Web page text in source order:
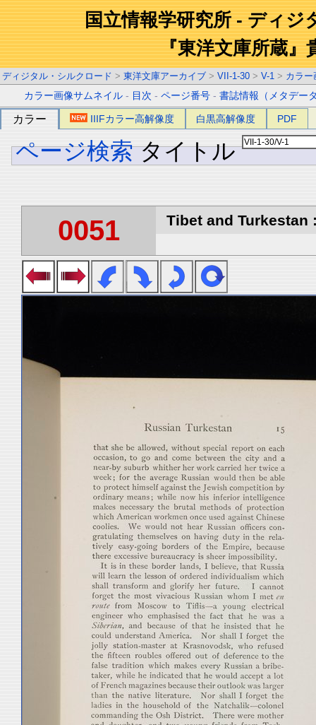
国立情報学研究所 - ディジ
『東洋文庫所蔵』
ディジタル・シルクロード > 東洋文庫アーカイブ > VII-1-30 > V-1 > カラー
カラー画像サムネイル - 目次 -ページ番号 -書誌情報（メタデー
カラー IIIFカラー高解像度 白黒高解像度 PDF
ページ検索 タイトル
0051 Tibet and Turkestan